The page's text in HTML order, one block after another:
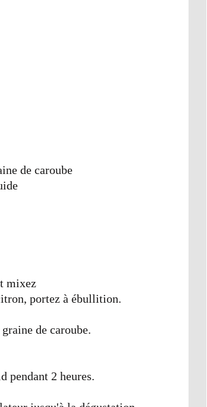
de caroube
mixez
portez à ébullition.
de caroube.
pendant 2 heures.